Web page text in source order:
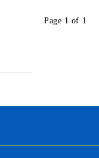
Page 1 of 1